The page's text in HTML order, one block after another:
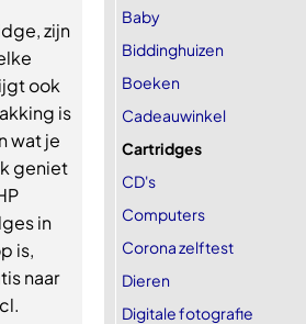
zijn
ook
is
wat je
geniet
in
is,
naar
Baby
Biddinghuizen
Boeken
Cadeauwinkel
Cartridges
CD's
Computers
Corona zelftest
Dieren
Digitale fotografie